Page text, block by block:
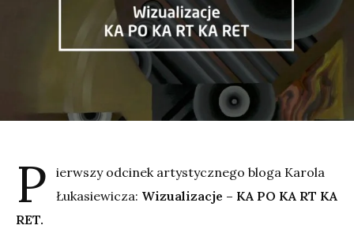
P
ierwszy odcinek artystycznego bloga Karola
Łukasiewicza: Wizualizacje – KA PO KA RT KA
RET.